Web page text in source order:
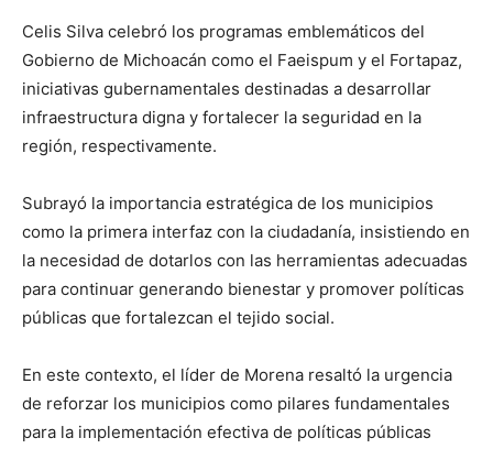
Celis Silva celebró los programas emblemáticos del
Gobierno de Michoacán como el Faeispum y el Fortapaz,
iniciativas gubernamentales destinadas a desarrollar
infraestructura digna y fortalecer la seguridad en la
región, respectivamente.
Subrayó la importancia estratégica de los municipios
como la primera interfaz con la ciudadanía, insistiendo en
la necesidad de dotarlos con las herramientas adecuadas
para continuar generando bienestar y promover políticas
públicas que fortalezcan el tejido social.
En este contexto, el líder de Morena resaltó la urgencia
de reforzar los municipios como pilares fundamentales
para la implementación efectiva de políticas públicas